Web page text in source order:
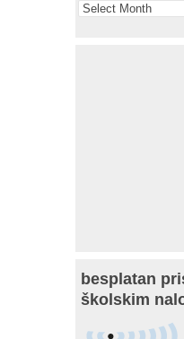
besplatan
školskim